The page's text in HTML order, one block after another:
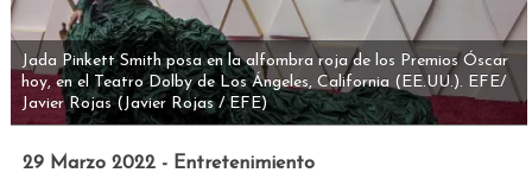
Jada Pinkett Smith posa en la alfombra roja de los Premios Óscar
hoy, en el Teatro Dolby de Los Ángeles, California (EE.UU.). EFE/
Javier Rojas (Javier Rojas / EFE)
29 Marzo 2022 - Entretenimiento